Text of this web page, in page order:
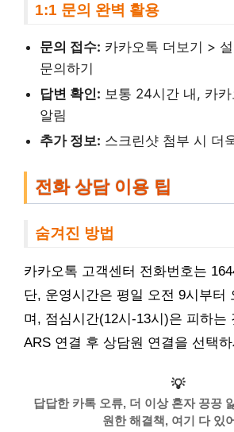
1:1 문의 완벽 활용
문의 접수: 카카오톡 더보기 >
문의하기
답변 확인: 보통 24시간 내, 카
알림
추가 정보: 스크린샷 첨부 시 더
전화 상담 이용 팁
숨겨진 방법
카카오톡 고객센터 전화번호는
단, 운영시간은 평일 오전 9시부터
며, 점심시간(12시-13시)은 피하는
ARS 연결 후 상담원 연결을 선택
💡
답답한 카톡 오류, 더 이상 혼자 끙끙
원한 해결책, 여기 다 있